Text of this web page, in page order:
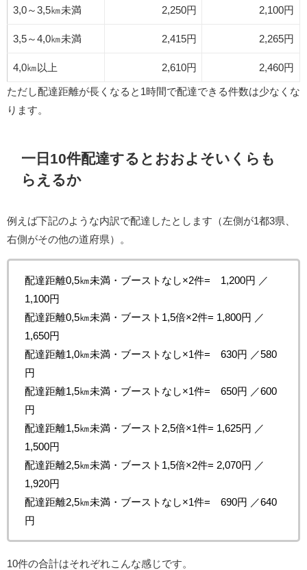
3,0～3,5㎞未満 2,250円 2,100円
3,5～4,0㎞未満 2,415円 2,265円
4,0㎞以上 2,610円 2,460円
ただし配達距離が長くなると1時間で配達できる件数は少なくな
ります。
一日10件配達するとおおよそいくらも
らえるか
例えば下記のような内訳で配達したとします（左側が1都3県、
右側がその他の道府県）。
配達距離0,5㎞未満・ブーストなし×2件= 1,200円 ／
1,100円
配達距離0,5㎞未満・ブースト1,5倍×2件= 1,800円 ／
1,650円
配達距離1,0㎞未満・ブーストなし×1件= 630円 ／580
円
配達距離1,5㎞未満・ブーストなし×1件= 650円 ／600
円
配達距離1,5㎞未満・ブースト2,5倍×1件= 1,625円 ／
1,500円
配達距離2,5㎞未満・ブースト1,5倍×2件= 2,070円 ／
1,920円
配達距離2,5㎞未満・ブーストなし×1件= 690円 ／640
円
10件の合計はそれぞれこんな感じです。